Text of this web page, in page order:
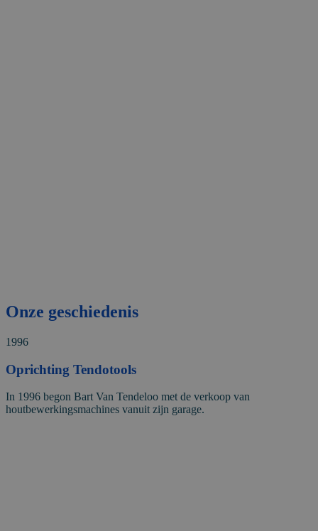
Onze geschiedenis
1996
Oprichting Tendotools
In 1996 begon Bart Van Tendeloo met de verkoop van
houtbewerkingsmachines vanuit zijn garage.